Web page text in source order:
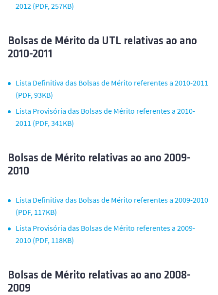
2012 (PDF, 257KB)
Bolsas de Mérito da UTL relativas ao ano
2010-2011
Lista Definitiva das Bolsas de Mérito referentes a 2010-2011
(PDF, 93KB)
Lista Provisória das Bolsas de Mérito referentes a 2010-
2011 (PDF, 341KB)
Bolsas de Mérito relativas ao ano 2009-
2010
Lista Definitiva das Bolsas de Mérito referentes a 2009-2010
(PDF, 117KB)
Lista Provisória das Bolsas de Mérito referentes a 2009-
2010 (PDF, 118KB)
Bolsas de Mérito relativas ao ano 2008-
2009